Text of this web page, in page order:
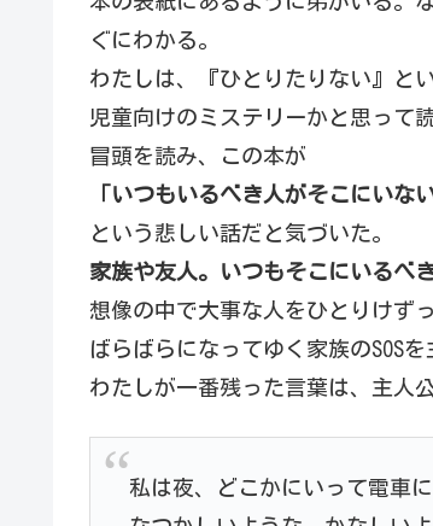
ぐにわかる。
わたしは、『ひとりたりない』と
児童向けのミステリーかと思って
冒頭を読み、この本が
「いつもいるべき人がそこにいない
という悲しい話だと気づいた。
家族や友人。いつもそこにいるべ
想像の中で大事な人をひとりけず
ばらばらになってゆく家族のSOS
わたしが一番残った言葉は、主人
私は夜、どこかにいって電車